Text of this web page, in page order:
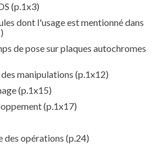
(p.1x3)
dont l'usage est mentionné dans
de pose sur plaques autochromes
manipulations (p.1x12)
(p.1x15)
(p.1x17)
des opérations (p.24)